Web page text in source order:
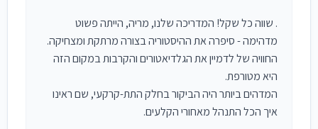
. שווה כל שקל! המדריכה שלנו, מריה, הייתה פשוט
מדהימה - סיפרה את ההיסטוריה בצורה מרתקת ומצחיקה.
החוויה של לדמיין את הגלדיאטורים והקרבות במקום הזה
היא מטורפת.
המדהים ביותר היה הביקור בחלק התת-קרקעי, שם ראינו
איך הכל התנהל מאחורי הקלעים.